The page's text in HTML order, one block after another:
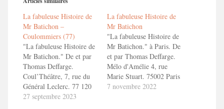
La fabuleuse Histoire de
Mr Batichon –
Coulommiers (77)
"La fabuleuse Histoire de
Mr Batichon." De et par
Thomas Deffarge.
Coul’Théâtre, 7, rue du
Général Leclerc. 77 120
Coulommiers/
27 septembre 2023
La fabuleuse Histoire de
Mr Batichon
"La fabuleuse Histoire de
Mr Batichon." à Paris. De
et par Thomas Deffarge.
Mélo d'Amélie 4, rue
Marie Stuart. 75002 Paris
Les dimanches 13 et 27
7 novembre 2022